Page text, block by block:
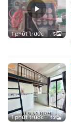
1 phút trước 5
1 phút trước 12